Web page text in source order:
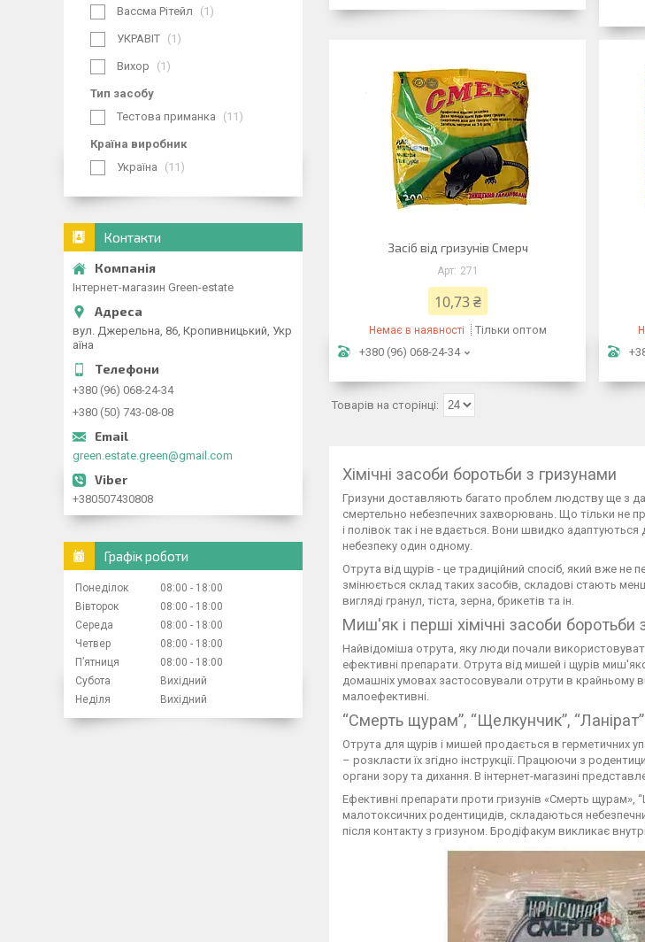
Засіб від гризунів Смерч
271
10,73 ₴
Немає в наявності
Тільки оптом
+380 (96) 068-24-34
Хімічні засоби боротьби з гризунами
Гризуни доставляють багато проблем людству ще з
смертельно небезпечних захворювань. Що тільки не
і полівок так і не вдається. Вони швидко
небезпеку один одному.
Отрута від щурів - це традиційний спосіб, який вже
змінюється склад таких засобів, складові стають
вигляді гранул, тіста, зерна, брикетів та ін.
Миш'як і перші хімічні засоби боротьби
Найвідоміша отрута, яку люди почали
ефективні препарати. Отрута від мишей і щурів
домашніх умовах застосовували отрути в крайньому
малоефективні.
“Смерть щурам”, “Щелкунчик”,
Отрута для щурів і мишей продається в герметичних
– розкласти їх згідно інструкції. Працюючи з
органи зору та дихання. В інтернет-магазині
Ефективні препарати проти гризунів «Смерть щурам»,
малотоксичних родентицидів, складаються
після контакту з гризуном. Бродіфакум викликає
Вассма Рітейл 1
УКРАВІТ 1
Вихор 1
Тип засобу
Тестова приманка
11
Країна виробник
Україна
11
Контакти
Інтернет-магазин Green-estate
вул. Джерельна, 86, Кропивницький, Укр
аїна
+380 (96) 068-24-34
+380 (50) 743-08-08
green.estate.green@gmail.com
+380507430808
Графік роботи
Понеділок 08:00
18:00
Вівторок
08:00
18:00
Середа
08:00
18:00
Четвер
08:00
18:00
Пʼятниця
08:00
18:00
Субота
Вихідний
Неділя
Вихідний